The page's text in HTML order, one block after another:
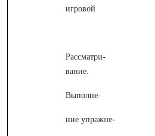
игровой
Рассматри-
вание.
Выполне-
ние упражне-